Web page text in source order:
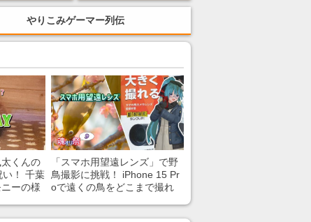
やりこみゲーマー列伝
くんの
い！ 千葉
ーの様
「スマホ用望遠レンズ」で野
鳥撮影に挑戦！ iPhone 15 Pr
oで遠くの鳥をどこまで撮れ